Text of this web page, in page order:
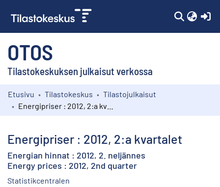
OTOS
Tilastokeskuksen julkaisut verkossa
Kokoelmat
Etusivu Tilastokeskus
Tilastojulkaisut
Energipriser : 2012, 2:a kvartalet
Energian hinnat : 2012, 2. neljännes
Energy prices : 2012, 2nd quarter
Statistikcentralen